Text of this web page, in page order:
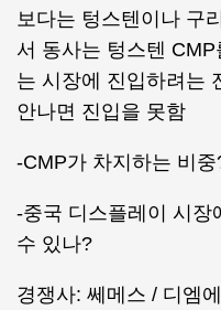
보다는 텅스텐이나 구
서 동사는 텅스텐
는 시장에 진입하려는
안나면 진입을 못함
-CMP가 차지하는 비
-중국 디스플레이 시장
수 있나?
경쟁사: 쎄메스 / 디엠